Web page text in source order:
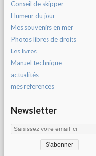
Conseil de skipper
Humeur du jour
Mes souvenirs en mer
Photos libres de droits
Les livres
Manuel technique
actualités
mes references
Newsletter